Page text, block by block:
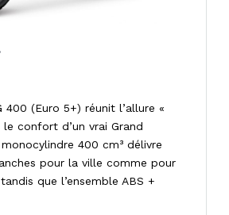
400 (Euro 5+) réunit l’allure «
confort d’un vrai Grand
400 cm³ délivre
pour la ville comme pour
que l’ensemble ABS +